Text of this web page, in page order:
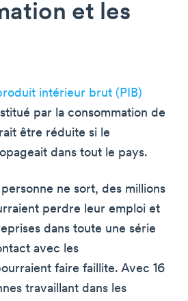
et les
intérieur brut (PIB)
par la consommation de
être réduite si le
dans tout le pays.
personne ne sort, des millions
perdre leur emploi et
dans toute une série
avec les
faire faillite. Avec 16
travaillant dans les